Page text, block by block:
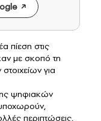
πίεση στις
με σκοπό τη
για
ψηφιακών
περιπτώσεις,